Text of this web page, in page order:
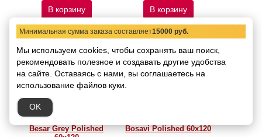
В корзину В корзину
Besar Grey Polished
Bosavi Polished 60х120
Минимальная сумма заказа составляет15000 руб.
Мы используем cookies, чтобы сохранять ваш поиск,
рекомендовать полезное и создавать другие удобства
на сайте. Оставаясь с нами, вы соглашаетесь на
использование файлов куки.
OK